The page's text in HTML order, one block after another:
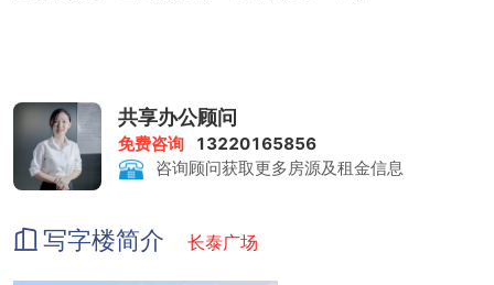
打印复印：1元/张
会议室：200-400元/小时
共享办公顾问
免费咨询
13220165856
咨询顾问获取更多房源及租金信息
写字楼简介 长泰广场